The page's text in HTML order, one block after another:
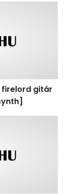
firelord gitár